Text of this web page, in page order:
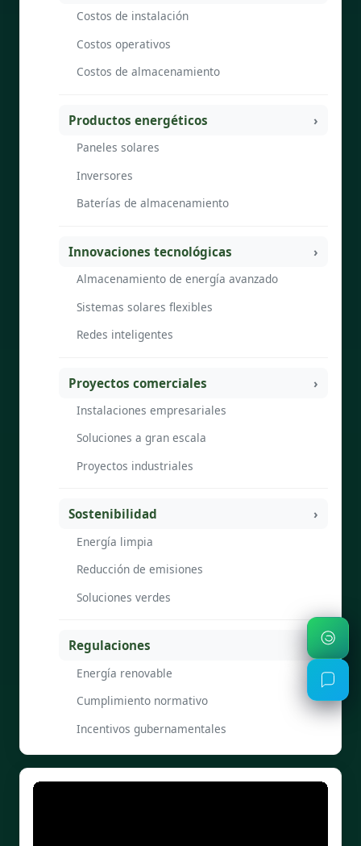
Costos de instalación
Costos operativos
Costos de almacenamiento
Productos energéticos
Paneles solares
Inversores
Baterías de almacenamiento
Innovaciones tecnológicas
Almacenamiento de energía avanzado
Sistemas solares flexibles
Redes inteligentes
Proyectos comerciales
Instalaciones empresariales
Soluciones a gran escala
Proyectos industriales
Sostenibilidad
Energía limpia
Reducción de emisiones
Soluciones verdes
Regulaciones
Energía renovable
Cumplimiento normativo
Incentivos gubernamentales